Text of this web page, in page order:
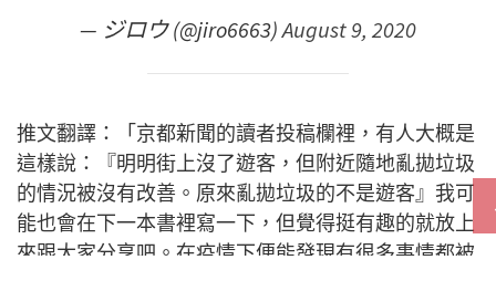
— ジロウ (@jiro6663)August 9, 2020
推文翻譯：「京都新聞的讀者投稿欄裡，有人大概是
這樣說：『明明街上沒了遊客，但附近隨地亂拋垃圾
的情況被沒有改善。原來亂拋垃圾的不是遊客』我可
能也會在下一本書裡寫一下，但覺得挺有趣的就放上
來跟大家分享吧。在疫情下便能發現有很多事情都被